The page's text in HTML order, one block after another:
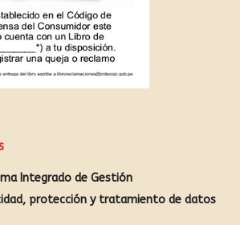
Integrado de Gestión
protección y tratamiento de datos